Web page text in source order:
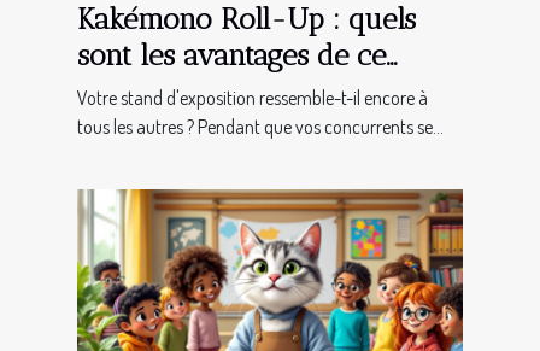
Kakémono Roll-Up : quels
sont les avantages de ce
support de communication ?
Votre stand d'exposition ressemble-t-il encore à
tous les autres ? Pendant que vos concurrents se...